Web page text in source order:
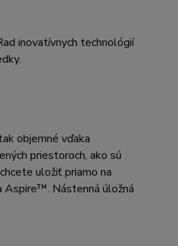
inovatívnych technológií
objemné vďaka
priestoroch, ako sú
uložiť priamo na
Aspire™. Nástenná úložná